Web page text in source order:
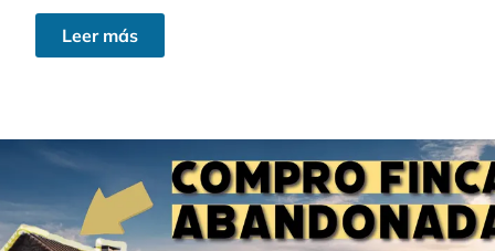
Leer más